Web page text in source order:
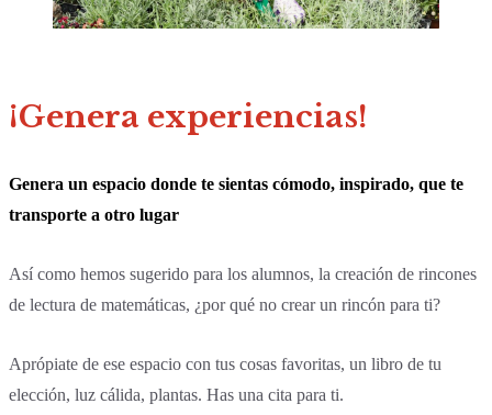
¡Genera experiencias!
Genera un espacio donde te sientas cómodo, inspirado, que te
transporte a otro lugar
Así como hemos sugerido para los alumnos, la creación de rincones
de lectura de matemáticas, ¿por qué no crear un rincón para ti?
Aprópiate de ese espacio con tus cosas favoritas, un libro de tu
elección, luz cálida, plantas. Has una cita para ti.